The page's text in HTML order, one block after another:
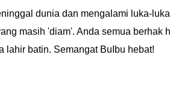
dunia dan mengalami luka-
masih 'diam'. Anda semua berhak
lahir batin. Semangat BuIbu hebat!